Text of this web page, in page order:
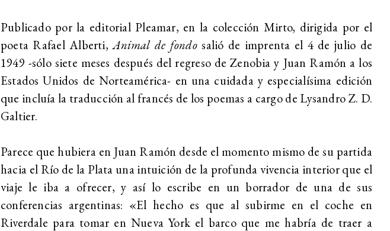
Publicado por la editorial Pleamar, en la colección Mirto, dirigida por el
poeta Rafael Alberti,Animal de fondosalió de imprenta el 4 de julio de
1949 -sólo siete meses después del regreso de Zenobia y Juan Ramón a los
Estados Unidos de Norteamérica- en una cuidada y especialísima edición
que incluía la traducción al francés de los poemas a cargo de Lysandro Z. D.
Galtier.
Parece que hubiera en Juan Ramón desde el momento mismo de su partida
hacia el Río de la Plata una intuición de la profunda vivencia interior que el
viaje le iba a ofrecer, y así lo escribe en un borrador de una de sus
conferencias argentinas: «El hecho es que al subirme en el coche en
Riverdale para tomar en Nueva York el barco que me habría de traer a